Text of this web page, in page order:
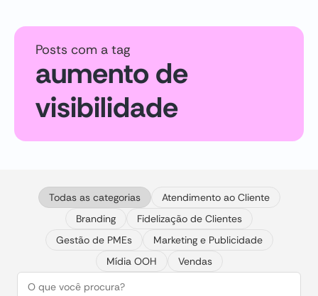
Posts com a tag
aumento de
visibilidade
Todas as categorias
Atendimento ao Cliente
Branding
Fidelização de Clientes
Gestão de PMEs
Marketing e Publicidade
Mídia OOH
Vendas